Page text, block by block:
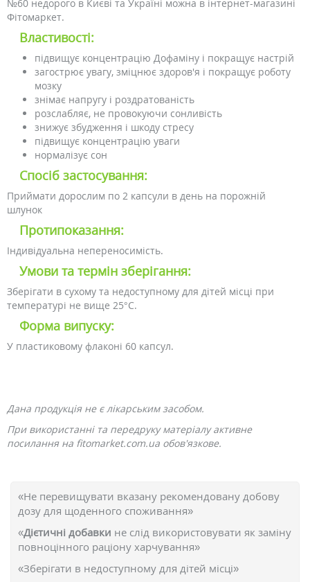
№60 недорого в Києві та Україні можна в інтернет-магазині
Фітомаркет.
Властивості:
підвищує концентрацію Дофаміну і покращує настрій
загострює увагу, зміцнює здоров'я і покращує роботу
мозку
знімає напругу і роздратованість
розслабляє, не провокуючи сонливість
знижує збудження і шкоду стресу
підвищує концентрацію уваги
нормалізує сон
Спосіб застосування:
Приймати дорослим по 2 капсули в день на порожній
шлунок
Протипоказання:
Індивідуальна непереносимість.
Умови та термін зберігання:
Зберігати в сухому та недоступному для дітей місці при
температурі не вище 25°C.
Форма випуску:
У пластиковому флаконі 60 капсул.
Дана продукція не є лікарським засобом.
При використанні та передруку матеріалу активне
посилання на fitomarket.com.ua обов'язкове.
«Не перевищувати вказану рекомендовану добову
дозу для щоденного споживання»
«Дієтичні добавки не слід використовувати як заміну
повноцінного раціону харчування»
«Зберігати в недоступному для дітей місці»